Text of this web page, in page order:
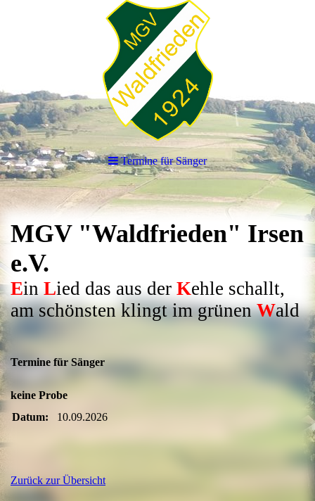
Termine für Sänger
MGV "Waldfrieden" Irsen
e.V.
Ein Lied das aus der Kehle schallt,
am schönsten klingt im grünenWald
Termine für Sänger
keine Probe
Datum:
10.09.2026
Zurück zur Übersicht